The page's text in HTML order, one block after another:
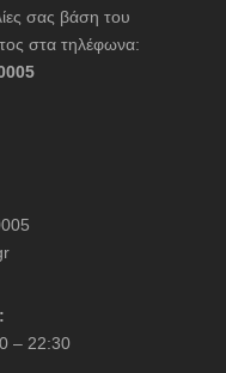
σας βάση του
στα τηλέφωνα:
– 22:30